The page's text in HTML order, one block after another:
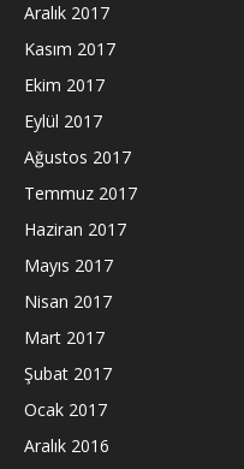
Aralık 2017
Kasım 2017
Ekim 2017
Eylül 2017
Ağustos 2017
Temmuz 2017
Haziran 2017
Mayıs 2017
Nisan 2017
Mart 2017
Şubat 2017
Ocak 2017
Aralık 2016